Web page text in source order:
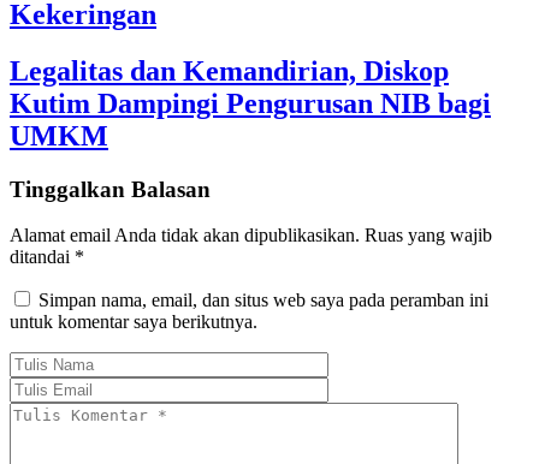
Kekeringan
Legalitas dan Kemandirian, Diskop
Kutim Dampingi Pengurusan NIB bagi
UMKM
Tinggalkan Balasan
Alamat email Anda tidak akan dipublikasikan. Ruas yang wajib
ditandai *
Simpan nama, email, dan situs web saya pada peramban ini
untuk komentar saya berikutnya.